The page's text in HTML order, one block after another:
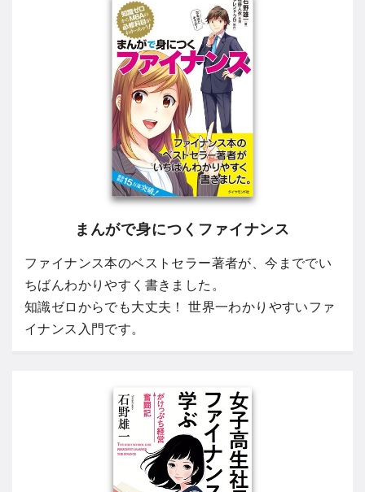
まんがで身につくファイナンス
ファイナンス本のベストセラー著者が、今まででい
ちばんわかりやすく書きました。
知識ゼロからでも大丈夫！ 世界一わかりやすいファ
イナンス入門です。